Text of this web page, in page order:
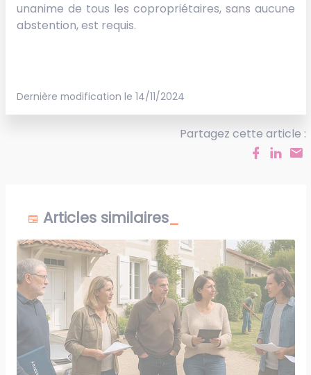
unanime de tous les copropriétaires, sans aucune
abstention, est requis.
Dernière modification le 14/11/2024
Partagez cette article :
Articles similaires